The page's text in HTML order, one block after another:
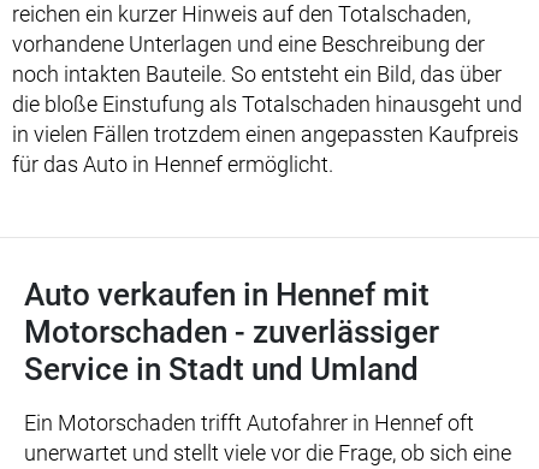
reichen ein kurzer Hinweis auf den Totalschaden,
vorhandene Unterlagen und eine Beschreibung der
noch intakten Bauteile. So entsteht ein Bild, das über
die bloße Einstufung als Totalschaden hinausgeht und
in vielen Fällen trotzdem einen angepassten Kaufpreis
für das Auto in Hennef ermöglicht.
Auto verkaufen in Hennef mit
Motorschaden - zuverlässiger
Service in Stadt und Umland
Ein Motorschaden trifft Autofahrer in Hennef oft
unerwartet und stellt viele vor die Frage, ob sich eine